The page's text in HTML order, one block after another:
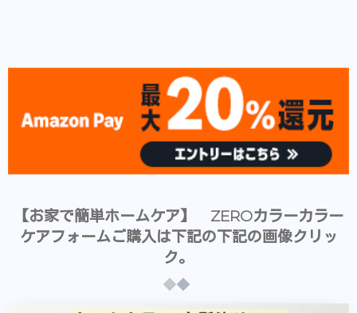
【お家で簡単ホームケア】 ZEROカラーカラー
ケアフォームご購入は下記の下記の画像クリッ
ク。